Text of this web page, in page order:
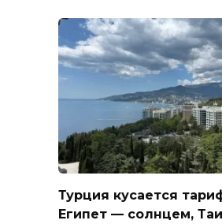
Турция кусается
Египет — солнцем,